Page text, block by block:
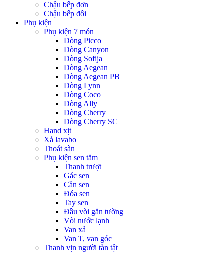
Chậu bếp đơn
Chậu bếp đôi
Phụ kiện
Phụ kiện 7 món
Dòng Picco
Dòng Canyon
Dòng Sofija
Dòng Aegean
Dòng Aegean PB
Dòng Lynn
Dòng Coco
Dòng Ally
Dòng Cherry
Dòng Cherry SC
Hand xịt
Xả lavabo
Thoát sàn
Phụ kiện sen tắm
Thanh trượt
Gác sen
Cần sen
Đóa sen
Tay sen
Đầu vòi gắn tường
Vòi nước lạnh
Van xả
Van T, van góc
Thanh vịn người tàn tật